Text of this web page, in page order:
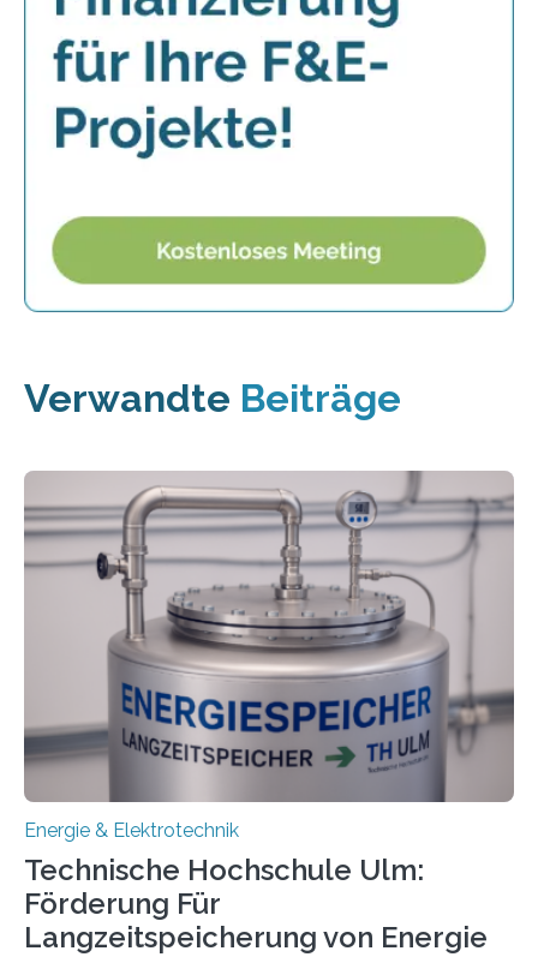
Verwandte Beiträge
Energie & Elektrotechnik
Technische Hochschule Ulm:
Förderung Für
Langzeitspeicherung von Energie